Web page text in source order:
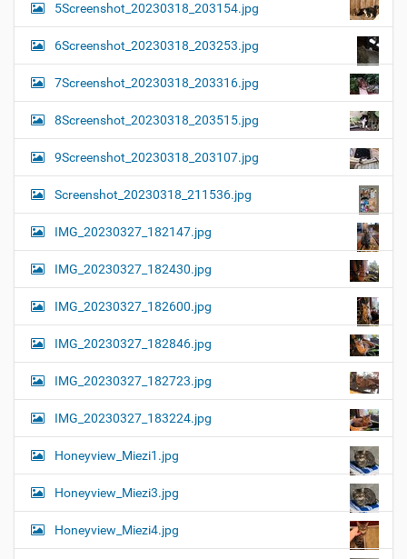
5Screenshot_20230318_203154.jpg
6Screenshot_20230318_203253.jpg
7Screenshot_20230318_203316.jpg
8Screenshot_20230318_203515.jpg
9Screenshot_20230318_203107.jpg
Screenshot_20230318_211536.jpg
IMG_20230327_182147.jpg
IMG_20230327_182430.jpg
IMG_20230327_182600.jpg
IMG_20230327_182846.jpg
IMG_20230327_182723.jpg
IMG_20230327_183224.jpg
Honeyview_Miezi1.jpg
Honeyview_Miezi3.jpg
Honeyview_Miezi4.jpg